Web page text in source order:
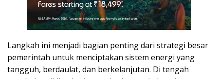
Langkah ini menjadi bagian penting dari strategi besar
pemerintah untuk menciptakan sistem energi yang
tangguh, berdaulat, dan berkelanjutan. Di tengah